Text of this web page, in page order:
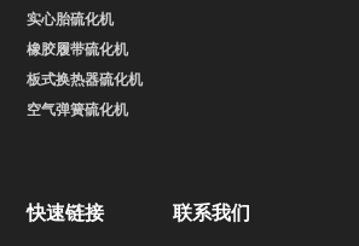
实心胎硫化机
橡胶履带硫化机
板式换热器硫化机
空气弹簧硫化机
快速链接 联系我们